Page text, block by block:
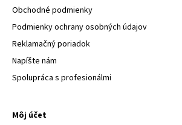
Obchodné podmienky
Podmienky ochrany osobných údajov
Reklamačný poriadok
Napíšte nám
Spolupráca s profesionálmi
Môj účet